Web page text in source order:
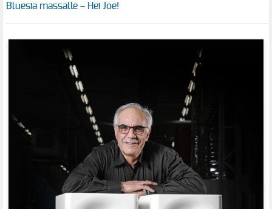
Bluesia massalle – Hei Joe!